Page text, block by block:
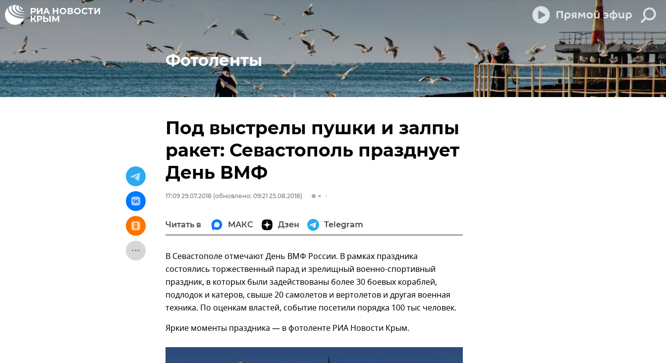
Фотоленты
Под выстрелы пушки и залпы
ракет: Севастополь празднует
День ВМФ
17:09 29.07.2018 (обновлено: 09:21 25.08.2018)
Читать в МАКС Дзен Telegram
В Севастополе отмечают День ВМФ России. В рамках праздника
состоялись торжественный парад и зрелищный военно-спортивный
праздник, в которых были задействованы более 30 боевых кораблей,
подлодок и катеров, свыше 20 самолетов и вертолетов и другая военная
техника. По оценкам властей, событие посетили порядка 100 тыс человек.
Яркие моменты праздника — в фотоленте РИА Новости Крым.